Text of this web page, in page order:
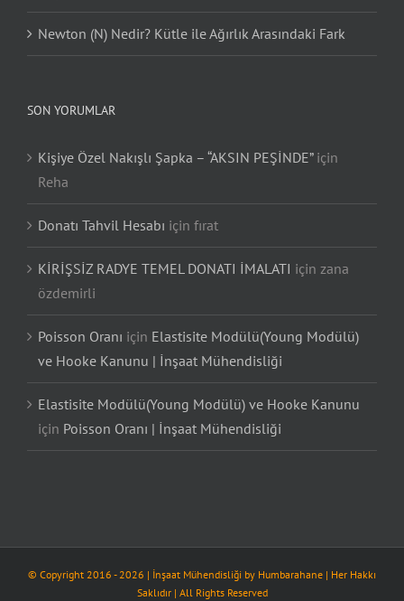
Newton (N) Nedir? Kütle ile Ağırlık Arasındaki Fark
SON YORUMLAR
Kişiye Özel Nakışlı Şapka – “AKSIN PEŞİNDE”için
Reha
Donatı Tahvil Hesabı için fırat
KİRİŞSİZ RADYE TEMEL DONATI İMALATI için zana
özdemirli
Poisson Oranı için Elastisite Modülü(Young Modülü)
ve Hooke Kanunu | İnşaat Mühendisliği
Elastisite Modülü(Young Modülü) ve Hooke Kanunu
için Poisson Oranı | İnşaat Mühendisliği
© Copyright 2016 - 2026 | İnşaat Mühendisliği by Humbarahane | Her Hakkı
Saklıdır | All Rights Reserved